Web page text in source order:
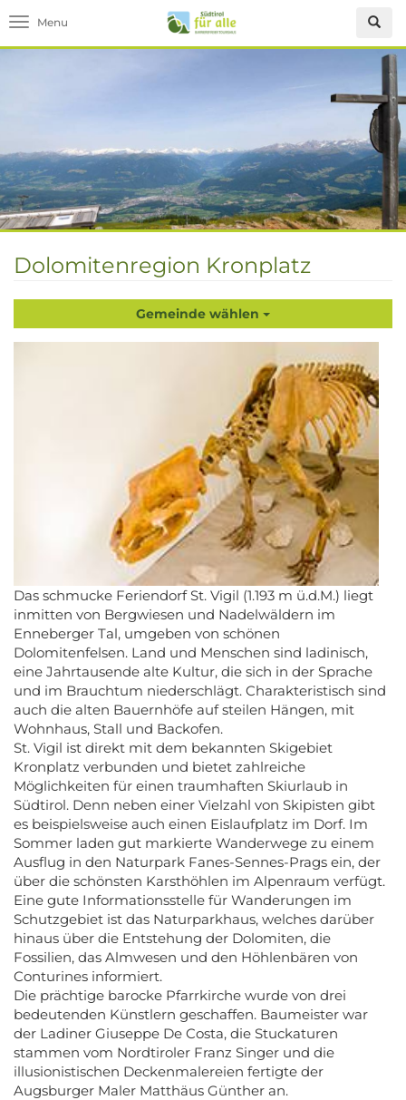
Toggle navigation
Dolomitenregion Kronplatz
Gemeinde wählen
Das schmucke Feriendorf St. Vigil (1.193 m ü.d.M.) liegt
inmitten von Bergwiesen und Nadelwäldern im
Enneberger Tal, umgeben von schönen
Dolomitenfelsen. Land und Menschen sind ladinisch,
eine Jahrtausende alte Kultur, die sich in der Sprache
und im Brauchtum niederschlägt. Charakteristisch sind
auch die alten Bauernhöfe auf steilen Hängen, mit
Wohnhaus, Stall und Backofen.
St. Vigil ist direkt mit dem bekannten Skigebiet
Kronplatz verbunden und bietet zahlreiche
Möglichkeiten für einen traumhaften Skiurlaub in
Südtirol. Denn neben einer Vielzahl von Skipisten gibt
es beispielsweise auch einen Eislaufplatz im Dorf. Im
Sommer laden gut markierte Wanderwege zu einem
Ausflug in den Naturpark Fanes-Sennes-Prags ein, der
über die schönsten Karsthöhlen im Alpenraum verfügt.
Eine gute Informationsstelle für Wanderungen im
Schutzgebiet ist das Naturparkhaus, welches darüber
hinaus über die Entstehung der Dolomiten, die
Fossilien, das Almwesen und den Höhlenbären von
Conturines informiert.
Die prächtige barocke Pfarrkirche wurde von drei
bedeutenden Künstlern geschaffen. Baumeister war
der Ladiner Giuseppe De Costa, die Stuckaturen
stammen vom Nordtiroler Franz Singer und die
illusionistischen Deckenmalereien fertigte der
Augsburger Maler Matthäus Günther an.